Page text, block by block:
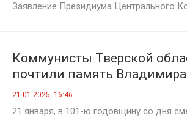
Заявление Президиума Центрального
Коммунисты Тверской
почтили память
Ленина
21.01.2025, 16:46
21 января, в 101-ю годовщину со дня